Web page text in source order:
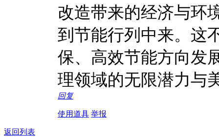
改造带来的经济与环
到节能行列中来。这
保、高效节能方向发
理领域的无限潜力与
回复
使用道具 举报
返回列表